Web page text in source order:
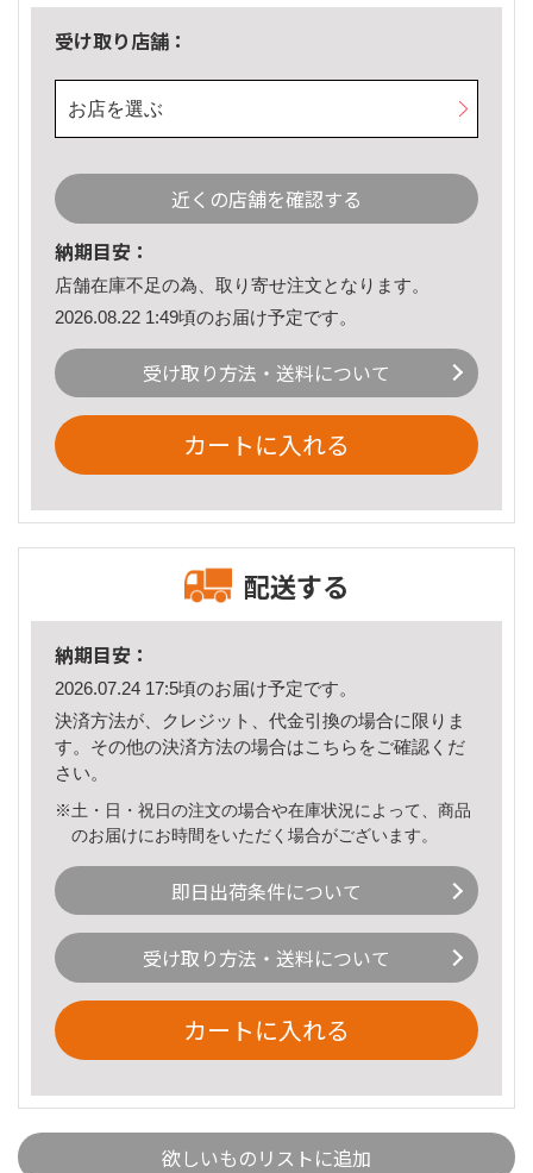
受け取り店舗：
お店を選ぶ
近くの店舗を確認する
納期目安：
店舗在庫不足の為、取り寄せ注文となります。
2026.08.22 1:49頃のお届け予定です。
受け取り方法・送料について
カートに入れる
配送する
納期目安：
2026.07.24 17:5頃のお届け予定です。
決済方法が、クレジット、代金引換の場合に限りま
す。その他の決済方法の場合はこちら をご確認くだ
さい。
※土・日・祝日の注文の場合や在庫状況によって、商品
のお届けにお時間をいただく場合がございます。
即日出荷条件について
受け取り方法・送料について
カートに入れる
欲しいものリストに追加